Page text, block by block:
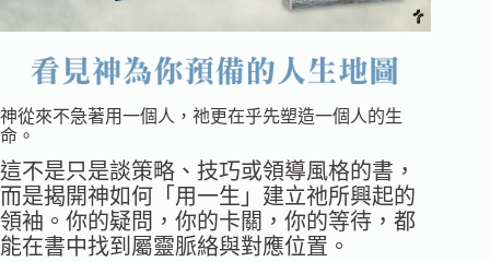
神從來不急著用一個人，祂更在乎先塑造一個人的生
命。
這不是只是談策略、技巧或領導風格的書，
而是揭開神如何「用一生」建立祂所興起的
領袖。你的疑問，你的卡關，你的等待，都
能在書中找到屬靈脈絡與對應位置。